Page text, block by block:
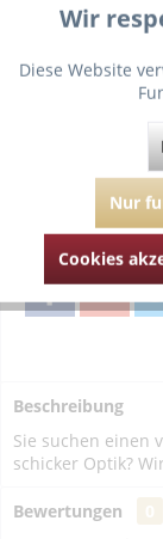
Artikel-Nr.:
Beschreibung
Sie suchen einen
schicker Optik?
Bewertungen
Wir
Diese Website
Nur
Cookies